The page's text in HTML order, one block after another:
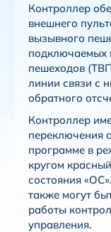
Контроллер
внешнего
вызывного
подключаемых
пешеходов
линии связи с
обратного
Контроллер
переключения
программе в
кругом
состояния
также могут
работы
управления.